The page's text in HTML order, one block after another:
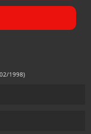
DE JANEIRO
1998)